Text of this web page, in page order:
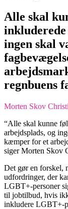
Alle skal
inkluderede
ingen skal
regnbuens
Morten Skov
“Alle skal kunne
arbejdsplads, og
kæmper for et
siger Morten Skov
Det gør en forskel,
udfordringer, der
LGBT+-personer
til jobtilbud, hvis
inkludere LGBT+-